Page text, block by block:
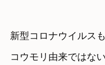
新型コロナウイルスも